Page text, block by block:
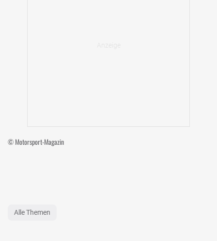
© Motorsport-Magazin
Alle Themen